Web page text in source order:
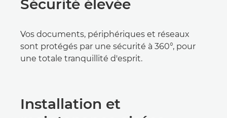
Sécurité élevée
Vos documents, périphériques et réseaux
sont protégés par une sécurité à 360°, pour
une totale tranquillité d'esprit.
Installation et